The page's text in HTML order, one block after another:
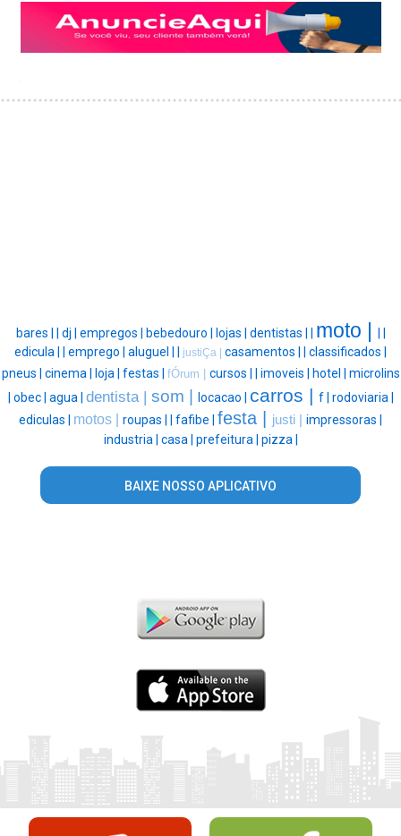
bares | | dj | empregos | bebedouro | lojas | dentistas | | moto | | |
edicula | | emprego | aluguel | | justiÇa | casamentos | | classificados |
pneus | cinema | loja | festas | fÓrum | cursos | | imoveis | hotel | microlins
| obec | agua | dentista | som | locacao | carros | f | rodoviaria |
ediculas | motos | roupas | | fafibe | festa | justi | impressoras |
industria | casa | prefeitura | pizza |
BAIXE NOSSO APLICATIVO